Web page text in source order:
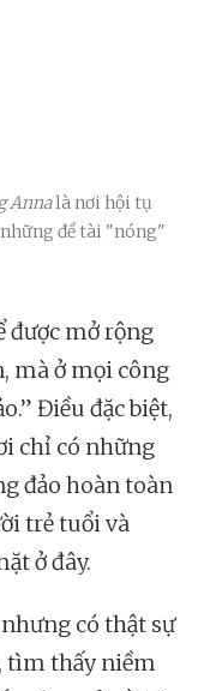
Annalà nơi hội tụ
đề tài "nóng"
được mở rộng
mà ở mọi công
Điều đặc biệt,
chỉ có những
đảo hoàn toàn
trẻ tuổi và
ở đây.
có thật sự
tìm thấy niềm